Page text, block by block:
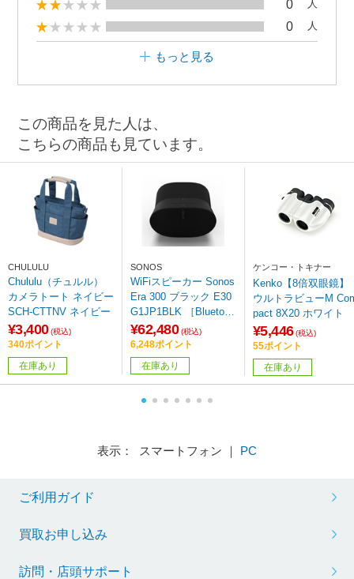
0 人
0 人
もっと見る
この商品を見た人は、
こちらの商品も見ています。
CHULULU
Chululu（チュルル）
カメラトート ネイビー
SCH-CTTNV ネイビー
¥3,400 (税込)
340ポイント
在庫あり
SONOS
WiFiスピーカー Sonos
Era 300 ブラック E30
G1JP1BLK ［Bluetoot
h対応 /Wi-Fi対応］
¥62,480 (税込)
6,248ポイント
在庫あり
ケンコー・トキナー
Kenko【8倍双眼鏡】
ウルトラビューM
pact 8X20 ホワイト
¥5,446 (税込)
55ポイント
在庫あり
表示： スマートフォン ｜ PC
ご利用ガイド
買取お申し込み
訪問・店頭サポート